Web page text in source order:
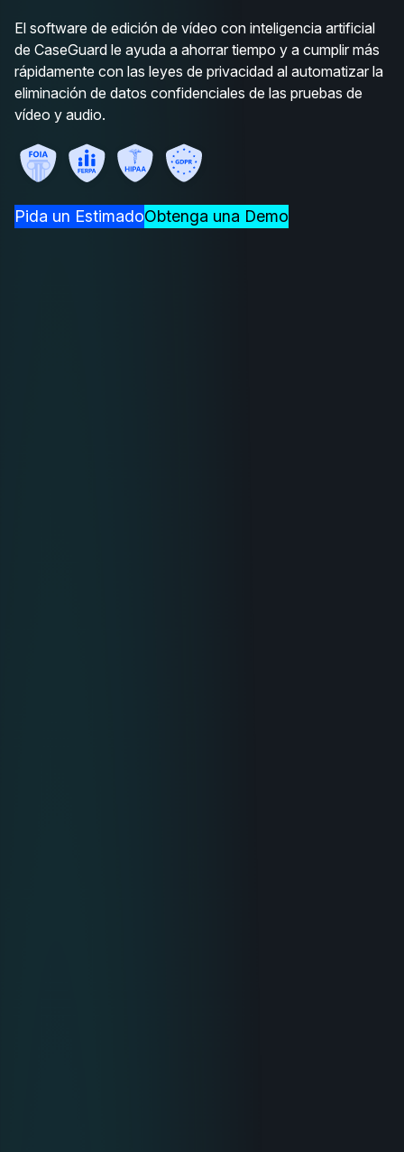
El software de edición de vídeo con inteligencia artificial
de CaseGuard le ayuda a ahorrar tiempo y a cumplir más
rápidamente con las leyes de privacidad al automatizar la
eliminación de datos confidenciales de las pruebas de
vídeo y audio.
Pida un EstimadoObtenga una Demo